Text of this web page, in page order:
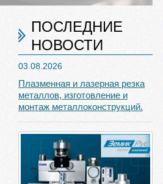
ПОСЛЕДНИЕ
НОВОСТИ
03.08.2026
Плазменная и лазерная резка
металлов, изготовление и
монтаж металлоконструкций.